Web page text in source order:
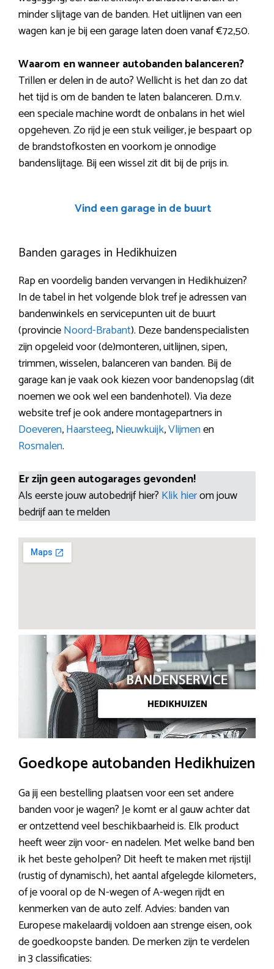
minder slijtage van de banden. Het uitlijnen van een
wagen kan je bij een garage laten doen vanaf €72,50.
Waarom en wanneer autobanden balanceren?
Trillen er delen in de auto? Wellicht is het dan zo dat
het tijd is om de banden te laten balanceren. D.m.v.
een speciale machine wordt de onbalans in het wiel
opgeheven. Zo rijd je een stuk veiliger, je bespaart op
de brandstofkosten en voorkom je onnodige
bandenslijtage. Bij een wissel zit dit bij de prijs in.
Vind een garage in de buurt
Banden garages in Hedikhuizen
Rap en voordelig banden vervangen in Hedikhuizen?
In de tabel in het volgende blok tref je adressen van
bandenwinkels en servicepunten uit de buurt
(provincieNoord-Brabant). Deze bandenspecialisten
zijn opgeleid voor (de)monteren, uitlijnen, sipen,
trimmen, wisselen, balanceren van banden. Bij de
garage kan je vaak ook kiezen voor bandenopslag (dit
noemen we ook wel een bandenhotel). Via deze
website tref je ook andere montagepartners in
Doeveren,Haarsteeg,Nieuwkuijk,Vlijmenen
Rosmalen.
Er zijn geen autogarages gevonden!
Als eerste jouw autobedrijf hier? Klik hierom jouw
bedrijf aan te melden
Goedkope autobanden Hedikhuizen
Ga jij een bestelling plaatsen voor een set andere
banden voor je wagen? Je komt er al gauw achter dat
er ontzettend veel beschikbaarheid is. Elk product
heeft weer zijn voor- en nadelen. Met welke band ben
ik het beste geholpen? Dit heeft te maken met rijstijl
(rustig of dynamisch), het aantal afgelegde kilometers,
of je vooral op de N-wegen of A-wegen rijdt en
kenmerken van de auto zelf. Advies: banden van
Europese makelaardij voldoen aan strenge eisen, ook
de goedkoopste banden. De merken zijn te verdelen
in 3 classificaties: